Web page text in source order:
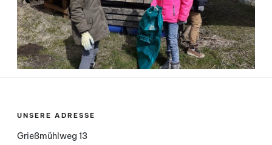
UNSERE ADRESSE
Grießmühlweg 13